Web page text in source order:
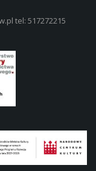
tel: 517272215